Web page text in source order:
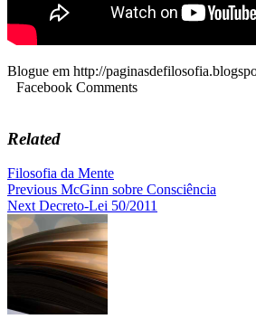
Blogue em http://
Facebook Comments
Related
Filosofia da Mente
Navegação
de
artigos
Previous McGinn sobre Consciência
Next Decreto-Lei 50/2011